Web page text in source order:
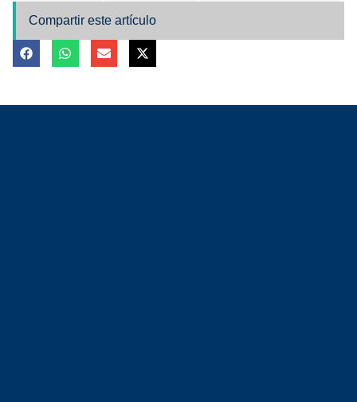
Compartir este artículo